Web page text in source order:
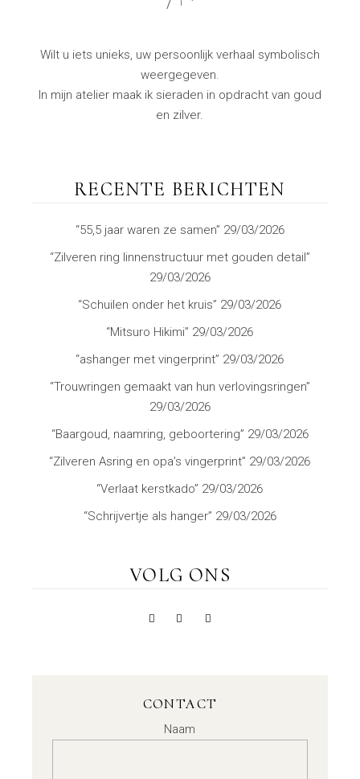
Wilt u iets unieks, uw persoonlijk verhaal symbolisch
weergegeven.
In mijn atelier maak ik sieraden in opdracht van goud
en zilver.
RECENTE BERICHTEN
“55,5 jaar waren ze samen” 29/03/2026
“Zilveren ring linnenstructuur met gouden detail”
29/03/2026
“Schuilen onder het kruis” 29/03/2026
“Mitsuro Hikimi” 29/03/2026
“ashanger met vingerprint” 29/03/2026
“Trouwringen gemaakt van hun verlovingsringen”
29/03/2026
“Baargoud, naamring, geboortering” 29/03/2026
“Zilveren Asring en opa’s vingerprint” 29/03/2026
“Verlaat kerstkado” 29/03/2026
“Schrijvertje als hanger” 29/03/2026
VOLG ONS
CONTACT
Naam